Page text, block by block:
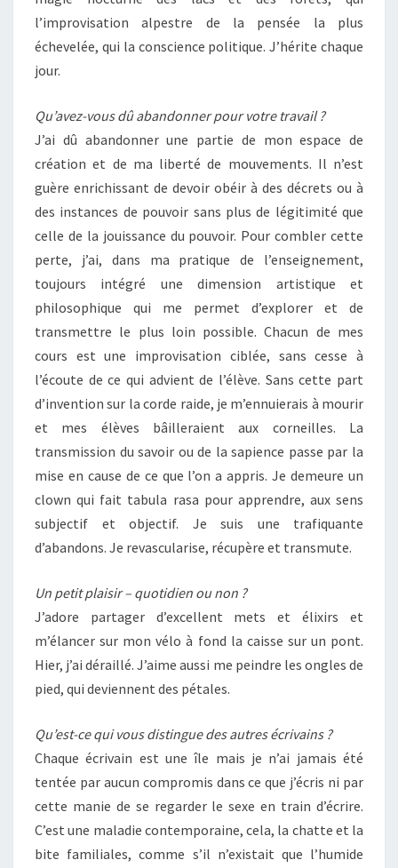
l’improvisation alpestre de la pensée la plus
échevelée, qui la conscience politique. J’hérite chaque
jour.
Qu’avez-vous dû abandonner pour votre travail ?
J’ai dû abandonner une partie de mon espace de
création et de ma liberté de mouvements. Il n’est
guère enrichissant de devoir obéir à des décrets ou à
des instances de pouvoir sans plus de légitimité que
celle de la jouissance du pouvoir. Pour combler cette
perte, j’ai, dans ma pratique de l’enseignement,
toujours intégré une dimension artistique et
philosophique qui me permet d’explorer et de
transmettre le plus loin possible. Chacun de mes
cours est une improvisation ciblée, sans cesse à
l’écoute de ce qui advient de l’élève. Sans cette part
d’invention sur la corde raide, je m’ennuierais à mourir
et mes élèves bâilleraient aux corneilles. La
transmission du savoir ou de la sapience passe par la
mise en cause de ce que l’on a appris. Je demeure un
clown qui fait tabula rasa pour apprendre, aux sens
subjectif et objectif. Je suis une trafiquante
d’abandons. Je revascularise, récupère et transmute.
Un petit plaisir – quotidien ou non ?
J’adore partager d’excellent mets et élixirs et
m’élancer sur mon vélo à fond la caisse sur un pont.
Hier, j’ai déraillé. J’aime aussi me peindre les ongles de
pied, qui deviennent des pétales.
Qu’est-ce qui vous distingue des autres écrivains ?
Chaque écrivain est une île mais je n’ai jamais été
tentée par aucun compromis dans ce que j’écris ni par
cette manie de se regarder le sexe en train d’écrire.
C’est une maladie contemporaine, cela, la chatte et la
bite familiales, comme s’il n’existait que l’humide